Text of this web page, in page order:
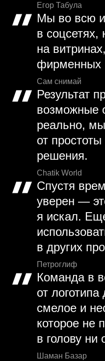
Егор Табула
Мы во всю
в соцсетях,
на
фирменных
Сам снимай
Результат
возможные
реально,
от простоты
решения.
Chatik World
Спустя
уверен —
я искал.
в других
Петроглиф
Команда в
от
смелое и
которое не
в голову ни
Шаман Базар